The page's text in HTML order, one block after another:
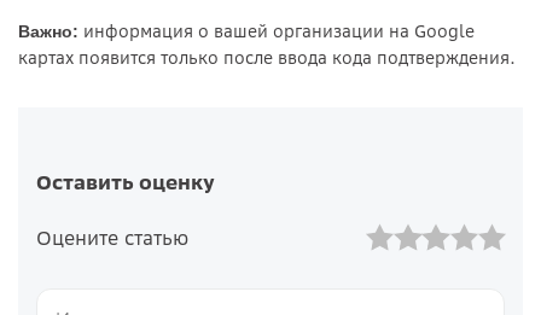
Важно: информация о вашей организации на Google
картах появится только после ввода кода подтверждения.
Оставить оценку
Оцените статью